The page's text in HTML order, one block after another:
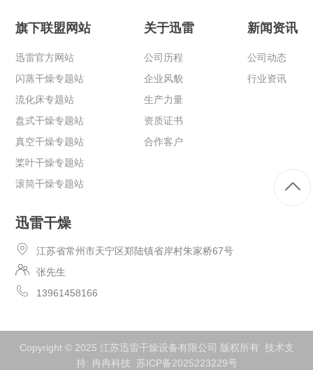
旗下联盟网站
迅雷官方网站
闪蒸干燥专题站
流化床专题站
盘式干燥专题站
真空干燥专题站
桨叶干燥专题站
滚筒干燥专题站
关于迅雷
公司历程
企业风貌
生产力量
资质证书
合作客户
新闻资讯
公司动态
行业资讯
迅雷干燥
江苏省常州市天宁区郑陆镇省岸村朱家桥67号
张先生
13961458166
Copyright © 2025 江苏迅雷干燥设备有限公司 版权所有 技术支
持: 冉冉科技 苏ICP备2025223229号